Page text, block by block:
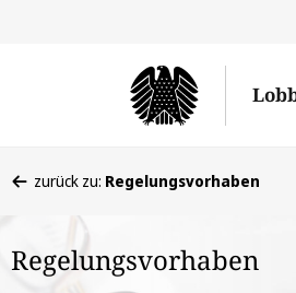
befinden
hier:
zurück zu: Regelungsvorhaben
Regelungsvorhaben